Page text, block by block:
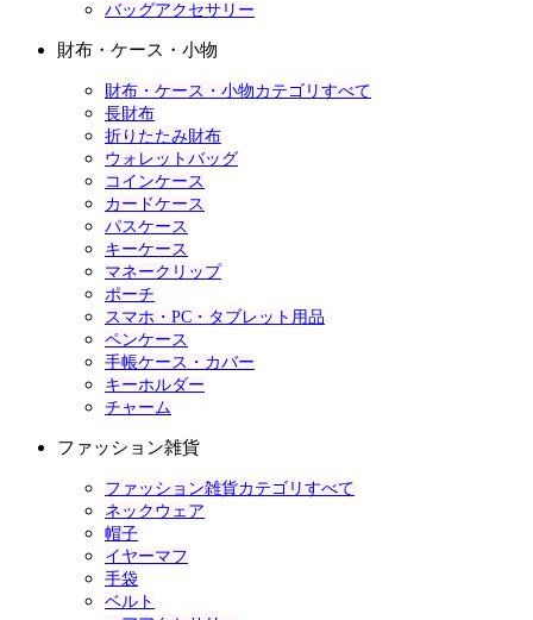
バッグアクセサリー
財布・ケース・小物
財布・ケース・小物カテゴリすべて
長財布
折りたたみ財布
ウォレットバッグ
コインケース
カードケース
パスケース
キーケース
マネークリップ
ポーチ
スマホ・PC・タブレット用品
ペンケース
手帳ケース・カバー
キーホルダー
チャーム
ファッション雑貨
ファッション雑貨カテゴリすべて
ネックウェア
帽子
イヤーマフ
手袋
ベルト